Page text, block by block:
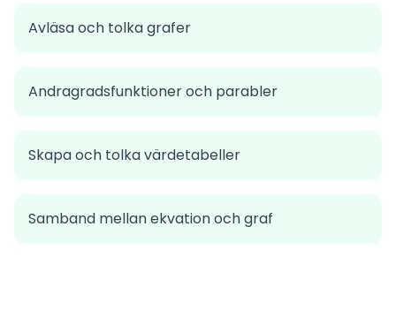
Avläsa och tolka grafer
Andragradsfunktioner och parabler
Skapa och tolka värdetabeller
Samband mellan ekvation och graf